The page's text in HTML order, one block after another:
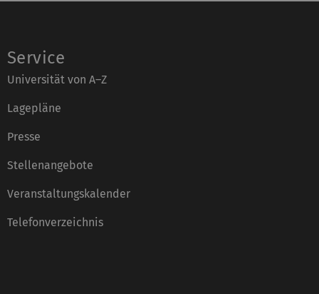
Service
Universität von A–Z
Lagepläne
Presse
Stellenangebote
Veranstaltungskalender
Telefonverzeichnis